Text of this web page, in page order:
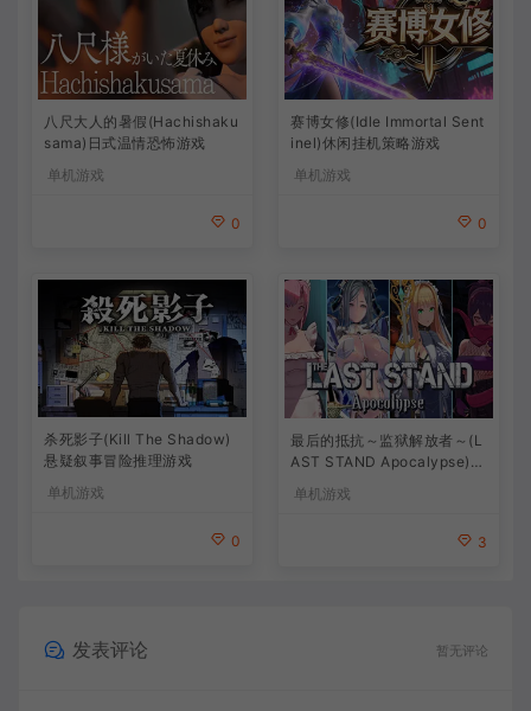
八尺大人的暑假(Hachishaku
sama)日式温情恐怖游戏
单机游戏
0
赛博女修(Idle Immortal Sent
inel)休闲挂机策略游戏
单机游戏
0
杀死影子(Kill The Shadow)
悬疑叙事冒险推理游戏
单机游戏
0
最后的抵抗～监狱解放者～(L
AST STAND Apocalypse)卡
单机游戏
3
发表评论 暂无评论